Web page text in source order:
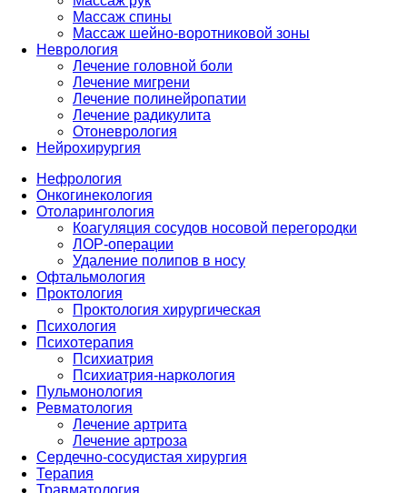
Массаж спины
Массаж шейно-воротниковой зоны
Неврология
Лечение головной боли
Лечение мигрени
Лечение полинейропатии
Лечение радикулита
Отоневрология
Нейрохирургия
Нефрология
Онкогинекология
Отоларингология
Коагуляция сосудов носовой перегородки
ЛОР-операции
Удаление полипов в носу
Офтальмология
Проктология
Проктология хирургическая
Психология
Психотерапия
Психиатрия
Психиатрия-наркология
Пульмонология
Ревматология
Лечение артрита
Лечение артроза
Сердечно-сосудистая хирургия
Терапия